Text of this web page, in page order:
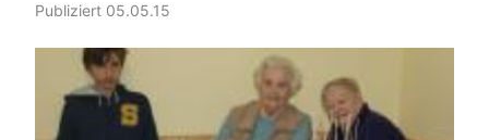
Publiziert 05.05.15